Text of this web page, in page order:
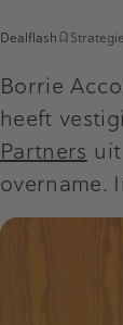
Dealflash
Borrie
heeft
Partners
overname.